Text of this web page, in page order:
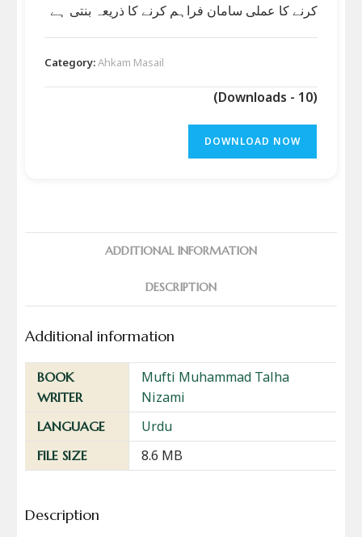
کرنے کا عملی سامان فراہم کرنے کا ذریعہ بنتی ہے
Category:Ahkam Masail
(Downloads - 10)
DOWNLOAD NOW
ADDITIONAL INFORMATION
DESCRIPTION
Additional information
BOOK
WRITER
Mufti Muhammad Talha
Nizami
LANGUAGE Urdu
FILE SIZE 8.6 MB
Description